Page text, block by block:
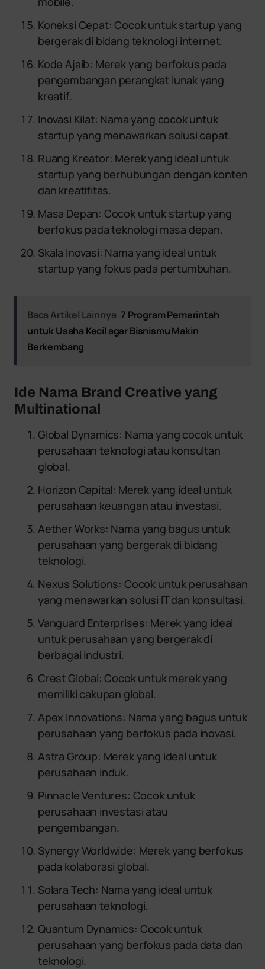
Koneksi Cepat: Cocok untuk startup yang
bergerak di bidang teknologi internet.
Kode Ajaib: Merek yang berfokus pada
pengembangan perangkat lunak yang
kreatif.
Inovasi Kilat: Nama yang cocok untuk
startup yang menawarkan solusi cepat.
Ruang Kreator: Merek yang ideal untuk
startup yang berhubungan dengan konten
dan kreatifitas.
Masa Depan: Cocok untuk startup yang
berfokus pada teknologi masa depan.
Skala Inovasi: Nama yang ideal untuk
startup yang fokus pada pertumbuhan.
Baca Artikel Lainnya 7 Program Pemerintah
untuk Usaha Kecil agar Bisnismu Makin
Berkembang
Ide Nama Brand Creative yang
Multinational
Global Dynamics: Nama yang cocok untuk
perusahaan teknologi atau konsultan
global.
Horizon Capital: Merek yang ideal untuk
perusahaan keuangan atau investasi.
Aether Works: Nama yang bagus untuk
perusahaan yang bergerak di bidang
teknologi.
Nexus Solutions: Cocok untuk perusahaan
yang menawarkan solusi IT dan konsultasi.
Vanguard Enterprises: Merek yang ideal
untuk perusahaan yang bergerak di
berbagai industri.
Crest Global: Cocok untuk merek yang
memiliki cakupan global.
Apex Innovations: Nama yang bagus untuk
perusahaan yang berfokus pada inovasi.
Astra Group: Merek yang ideal untuk
perusahaan induk.
Pinnacle Ventures: Cocok untuk
perusahaan investasi atau
pengembangan.
Synergy Worldwide: Merek yang berfokus
pada kolaborasi global.
Solara Tech: Nama yang ideal untuk
perusahaan teknologi.
Quantum Dynamics: Cocok untuk
perusahaan yang berfokus pada data dan
teknologi.